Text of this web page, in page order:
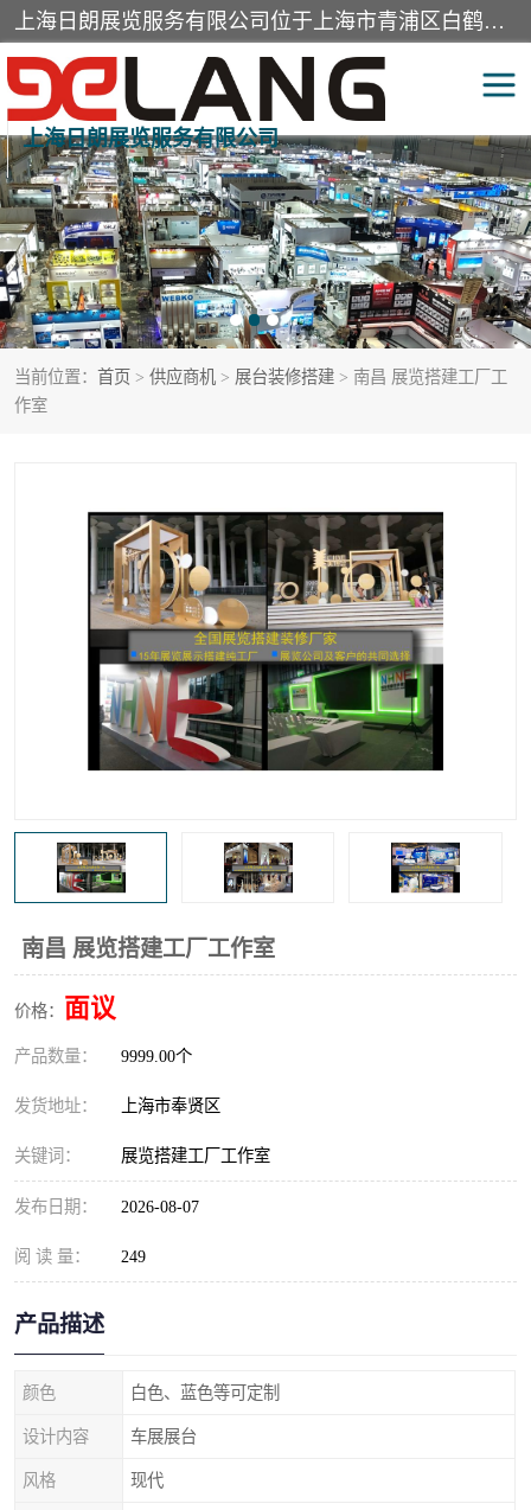
上海日朗展览服务有限公司位于上海市青浦区白鹤镇，营业范围有展览展示会务服务，室内装饰设计及施工，展示道具设计制作，舞台设计，图文设计，灯箱制作，园林绿化工程，广告装潢材料，建筑材料，办公用品，工艺礼品日用百货销售。
上海日朗展览服务有限公司
当前位置： 首页 > 供应商机 > 展台装修搭建 > 南昌 展览搭建工厂工
作室
南昌 展览搭建工厂工作室
价格： 面议
产品数量： 9999.00个
发货地址： 上海市奉贤区
关键词： 展览搭建工厂工作室
发布日期： 2026-08-07
阅 读 量： 249
产品描述
颜色 白色、蓝色等可定制
设计内容 车展展台
风格 现代
展台装修搭建 活动会议执行
展厅装修 专柜制作
展会装修设计 展会搭建
活动策划 展会服务